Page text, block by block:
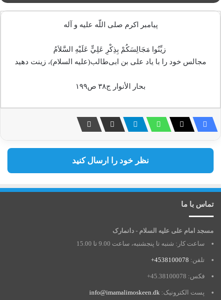
پيامبر اکرم صلى اللّه عليه و آله
زيِّنُوا مَجَالِسَكُمْ بِذِكْرِ عَلِيٍّ عَلَيْهِ السَّلاَمُ
مجالس خود را با یاد علی بن ابی‌طالب(علیه السلام)، زینت دهید
بحار الأنوار ج۳۸ ص۱۹۹
نظر خود را ارسال کنید
تماس با ما
مسجد امام علی علیه السلام - دانمارک
ساعت کار: شنبه تا پنجشنبه، ساعت 9.00 تا 15.00
تلفن: 4538100078+
فکس: 45.38100078+
پست الکترونیک: info@imamalimoskeen.dk